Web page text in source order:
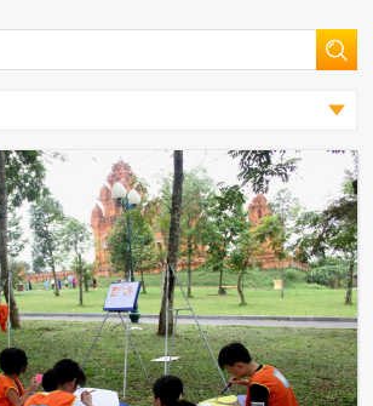
Khám phá ngôi đình cổ hàng nghìn năm
tuổi giữa Thủ đô
10 danh hiệu du lịch Hà Nội được truyền
thông quốc tế tôn vinh năm 2017
NGHỆ SĨ NHIẾP ẢNH TUẤN LAI VÀ “TÌNH
YÊU HÀ NỘI”